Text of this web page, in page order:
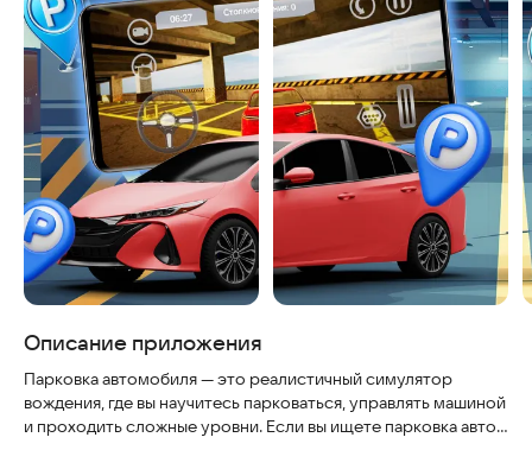
Описание приложения
Парковка автомобиля — это реалистичный симулятор
вождения, где вы научитесь парковаться, управлять машиной
и проходить сложные уровни. Если вы ищете парковка авто,